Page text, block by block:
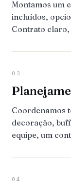
Montamos um
incluídos,
Contrato claro,
03
Coordenamos
decoração,
equipe, um
04